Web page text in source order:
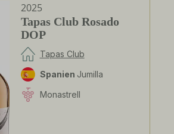
2025
Tapas Club Rosado
DOP
Tapas Club
Spanien Jumilla
Monastrell